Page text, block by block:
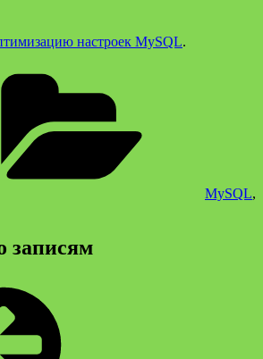
настроек MySQL.
MySQL,
записям